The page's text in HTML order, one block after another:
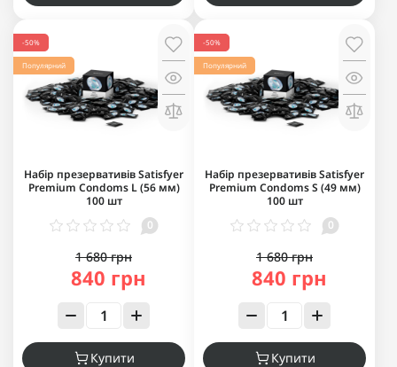
-50%
Популярний
Набір презервативів Satisfyer
Premium Condoms L (56 мм)
100 шт
0
1 680 грн
840 грн
Купити
-50%
Популярний
Набір презервативів Satisfyer
Premium Condoms S (49 мм)
100 шт
0
1 680 грн
840 грн
Купити